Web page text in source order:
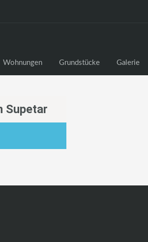
Wohnungen Grundstücke Galerie
Supetar